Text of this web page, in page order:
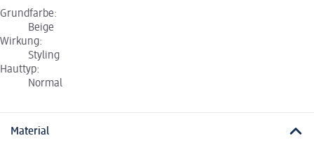
Grundfarbe:
Beige
Wirkung:
Styling
Hauttyp:
Normal
Material